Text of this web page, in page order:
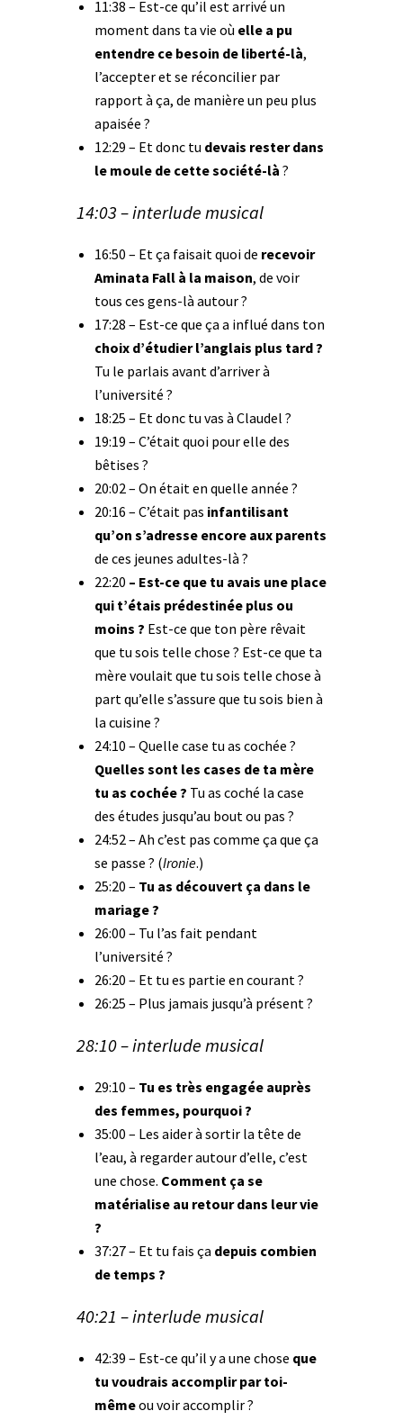
11:38 – Est-ce qu’il est arrivé un
moment dans ta vie où elle a pu
entendre ce besoin de liberté-là,
l’accepter et se réconcilier par
rapport à ça, de manière un peu plus
apaisée ?
12:29 – Et donc tu devais rester dans
le moule de cette société-là ?
14:03 – interlude musical
16:50 – Et ça faisait quoi de recevoir
Aminata Fall à la maison, de voir
tous ces gens-là autour ?
17:28 – Est-ce que ça a influé dans ton
choix d’étudier l’anglais plus tard ?
Tu le parlais avant d’arriver à
l’université ?
18:25 – Et donc tu vas à Claudel ?
19:19 – C’était quoi pour elle des
bêtises ?
20:02 – On était en quelle année ?
20:16 – C’était pas infantilisant
qu’on s’adresse encore aux parents
de ces jeunes adultes-là ?
22:20 – Est-ce que tu avais une place
qui t’étais prédestinée plus ou
moins ? Est-ce que ton père rêvait
que tu sois telle chose ? Est-ce que ta
mère voulait que tu sois telle chose à
part qu’elle s’assure que tu sois bien à
la cuisine ?
24:10 – Quelle case tu as cochée ?
Quelles sont les cases de ta mère
tu as cochée ? Tu as coché la case
des études jusqu’au bout ou pas ?
24:52 – Ah c’est pas comme ça que ça
se passe ? (Ironie.)
25:20 – Tu as découvert ça dans le
mariage ?
26:00 – Tu l’as fait pendant
l’université ?
26:20 – Et tu es partie en courant ?
26:25 – Plus jamais jusqu’à présent ?
28:10 – interlude musical
29:10 – Tu es très engagée auprès
des femmes, pourquoi ?
35:00 – Les aider à sortir la tête de
l’eau, à regarder autour d’elle, c’est
une chose. Comment ça se
matérialise au retour dans leur vie
?
37:27 – Et tu fais ça depuis combien
de temps ?
40:21 – interlude musical
42:39 – Est-ce qu’il y a une chose que
tu voudrais accomplir par toi-
mêmeou voir accomplir ?